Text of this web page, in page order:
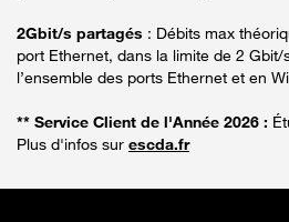
2Gbit/s partagés : Débits max
port Ethernet, dans la limite de 2
l’ensemble des ports Ethernet et en
** Service Client de l'Année 2026 :
Plus d'infos sur escda.fr